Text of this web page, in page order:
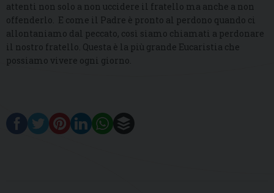
attenti non solo a non uccidere il fratello ma anche a non
offenderlo. E come il Padre è pronto al perdono quando ci
allontaniamo dal peccato, così siamo chiamati a perdonare
il nostro fratello. Questa è la più grande Eucaristia che
possiamo vivere ogni giorno.